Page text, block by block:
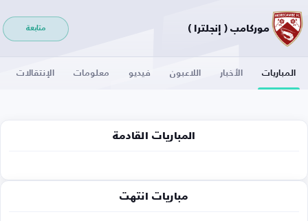
موركامب ( إنجلترا ) متابعة
المباريات الأخبار اللاعبون فيديو معلومات الإنتقالات
المباريات القادمة
مباريات انتهت